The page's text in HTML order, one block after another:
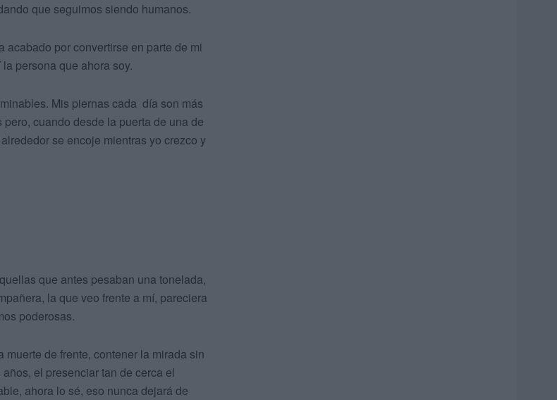
que seguimos siendo humanos.
acabado por convertirse en parte de mi
persona que ahora soy.
Mis piernas cada día son más
cuando desde la puerta de una de
se encoje mientras yo crezco y
que antes pesaban una tonelada,
la que veo frente a mí, pareciera
poderosas.
de frente, contener la mirada sin
el presenciar tan de cerca el
ahora lo sé, eso nunca dejará de